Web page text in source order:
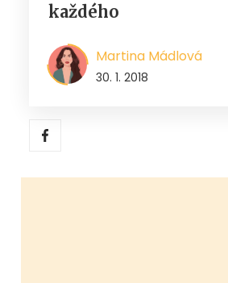
každého
Martina Mádlová
30. 1. 2018